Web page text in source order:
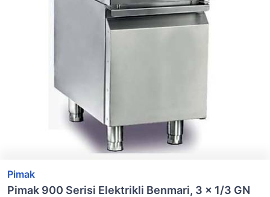
Pimak
Pimak 900 Serisi Elektrikli Benmari, 3 x 1/3 GN